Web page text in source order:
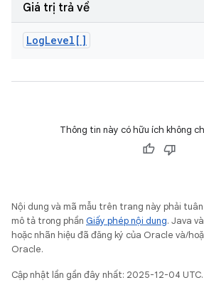
Giá trị trả về
LogLevel[]
Thông tin này có hữu ích không
Nội dung và mã mẫu trên trang này phải
mô tả trong phần Giấy phép nội dung. Java
hoặc nhãn hiệu đã đăng ký của Oracle và/
Oracle.
Cập nhật lần gần đây nhất: 2025-12-04 UTC.